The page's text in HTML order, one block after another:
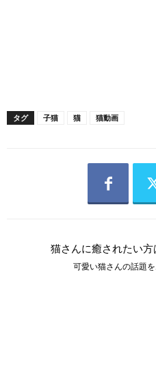
タグ 子猫 猫 猫動画
猫さんに癒されたい
可愛い猫さんの話題